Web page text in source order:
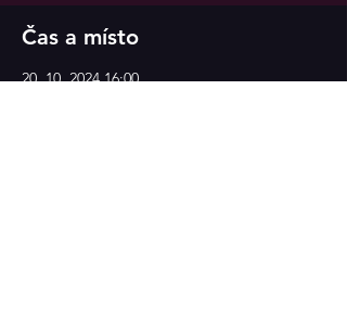
Čas a místo
20. 10. 2024 16:00